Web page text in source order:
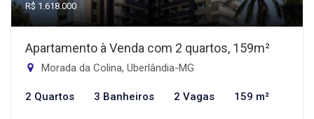
R$ 1.618.000
Apartamento à Venda com 2 quartos, 159m²
Morada da Colina, Uberlândia-MG
2 Quartos 3 Banheiros 2 Vagas 159 m²